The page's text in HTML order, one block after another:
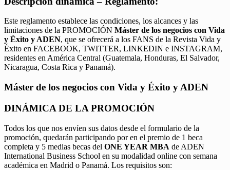
Este reglamento establece las condiciones, los alcances y las
limitaciones de la PROMOCIÓN Máster de los negocios con Vida
y Éxito y ADEN, que se ofrecerá a los FANS de la Revista Vida y
Éxito en FACEBOOK, TWITTER, LINKEDIN e INSTAGRAM,
residentes en América Central (Guatemala, Honduras, El Salvador,
Nicaragua, Costa Rica y Panamá).
Máster de los negocios con Vida y Éxito y ADEN
DINÁMICA DE LA PROMOCIÓN
Todos los que nos envíen sus datos desde el formulario de la
promoción, quedarán participando por en el premio de 1 beca
completa y 5 medias becas del ONE YEAR MBA de ADEN
International Business School en su modalidad online con semana
académica en Madrid o Panamá. Los requisitos son: